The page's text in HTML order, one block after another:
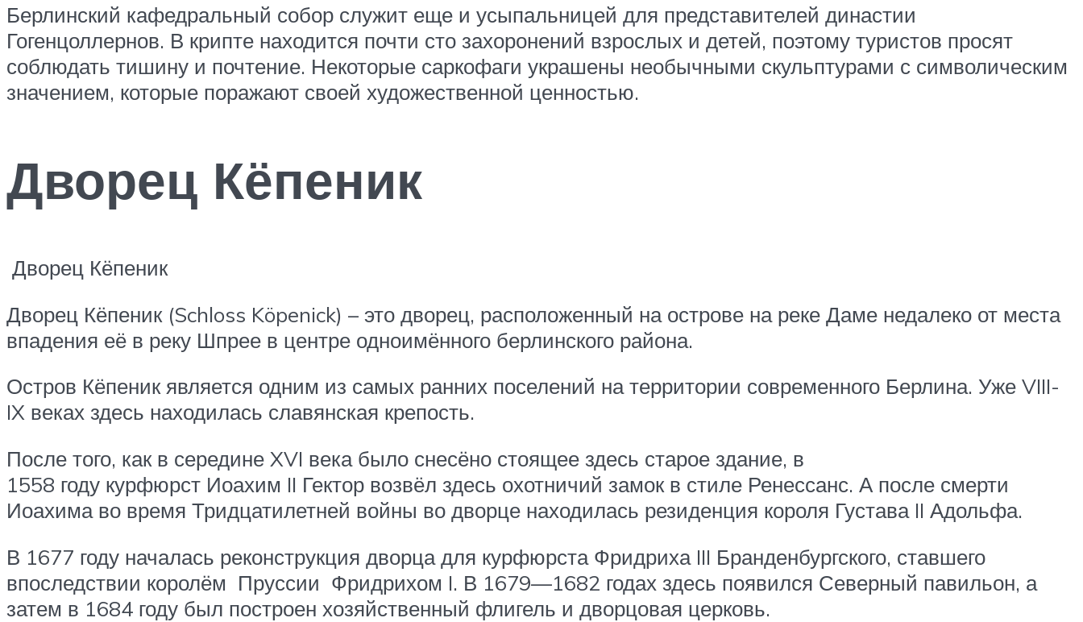
Берлинский кафедральный собор служит еще и усыпальницей для представителей династии
Гогенцоллернов. В крипте находится почти сто захоронений взрослых и детей, поэтому туристов просят
соблюдать тишину и почтение. Некоторые саркофаги украшены необычными скульптурами с символическим
значением, которые поражают своей художественной ценностью.
Дворец Кёпеник
Дворец Кёпеник
Дворец Кёпеник (Schloss Köpenick) – это дворец, расположенный на острове на реке Даме недалеко от места
впадения её в реку Шпрее в центре одноимённого берлинского района.
Остров Кёпеник является одним из самых ранних поселений на территории современного Берлина. Уже VIII-
IX веках здесь находилась славянская крепость.
После того, как в середине XVI века было снесёно стоящее здесь старое здание, в
1558 году курфюрст Иоахим II Гектор возвёл здесь охотничий замок в стиле Ренессанс. А после смерти
Иоахима во время Тридцатилетней войны во дворце находилась резиденция короля Густава II Адольфа.
В 1677 году началась реконструкция дворца для курфюрста Фридриха III Бранденбургского, ставшего
впоследствии королём Пруссии Фридрихом I. В 1679—1682 годах здесь появился Северный павильон, а
затем в 1684 году был построен хозяйственный флигель и дворцовая церковь.